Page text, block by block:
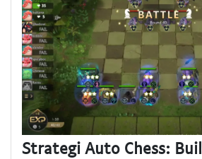
Strategi Auto Chess: